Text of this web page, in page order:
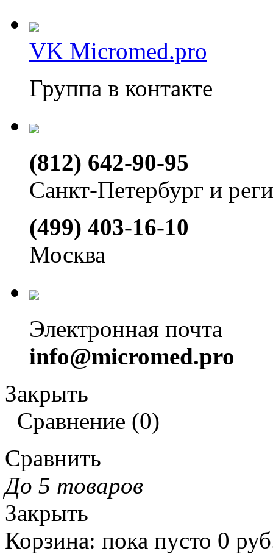
VK Micromed.pro
Группа в контакте
(812) 642-90-95
Санкт-Петербург и
(499) 403-16-10
Москва
Электронная почта
info@micromed.pro
Закрыть
Сравнение (0)
Сравнить
До 5 товаров
Закрыть
Корзина: пока пусто 0